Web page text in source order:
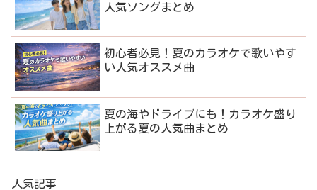
人気ソングまとめ
初心者必見！夏のカラオケで歌いやす
い人気オススメ曲
夏の海やドライブにも！カラオケ盛り
上がる夏の人気曲まとめ
人気記事